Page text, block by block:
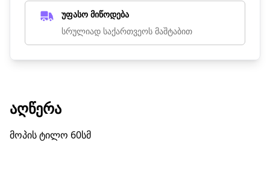
უფასო მიწოდება
სრულიად საქართვეოს მაშტაბით
ᲐᲦᲬᲔᲠᲐ
მოპის ტილო 60სმ